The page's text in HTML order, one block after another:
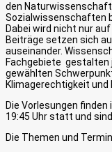
den
Sozialwissenschaften
Dabei wird nicht nur
Beiträge setzen sich
auseinander.
Fachgebiete gestalten
gewählten
Klimagerechtigkeit und
Die Vorlesungen
19:45 Uhr statt und
Die Themen und